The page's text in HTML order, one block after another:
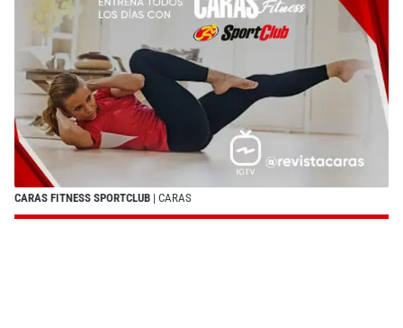
CARAS FITNESS SPORTCLUB | CARAS